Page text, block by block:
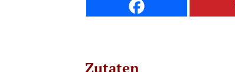
Zutaten